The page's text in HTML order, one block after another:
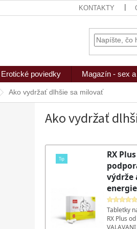
KONTAKTY
Erotické poviedky Magazín - sex
Ako vydržať dlhšie sa milovať
Ako vydržať